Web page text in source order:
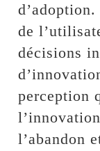
de
décisions
perception
l’abandon